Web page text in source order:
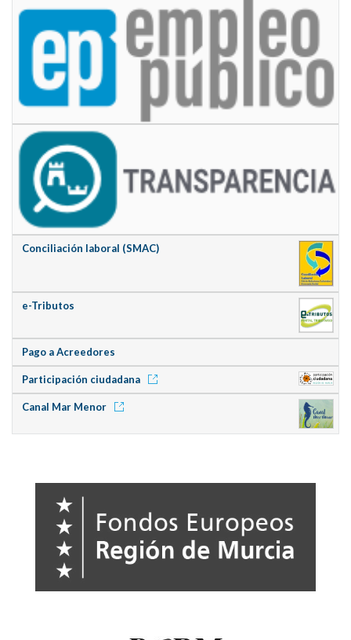
Conciliación laboral (SMAC)
e-Tributos
Pago a Acreedores
Participación ciudadana
Canal Mar Menor